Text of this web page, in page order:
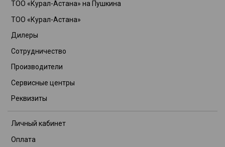
ТОО «Курал-Астана» на Пушкина
ТОО «Курал-Астана»
Дилеры
Сотрудничество
Производители
Сервисные центры
Реквизиты
Личный кабинет
Оплата